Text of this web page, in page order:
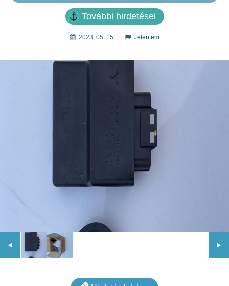
További hirdetései
2023. 05. 15. Jelentem